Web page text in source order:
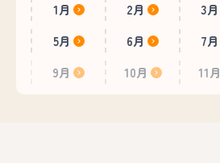
1月 2月 3月
5月
6月 7月
9月
10月 11月